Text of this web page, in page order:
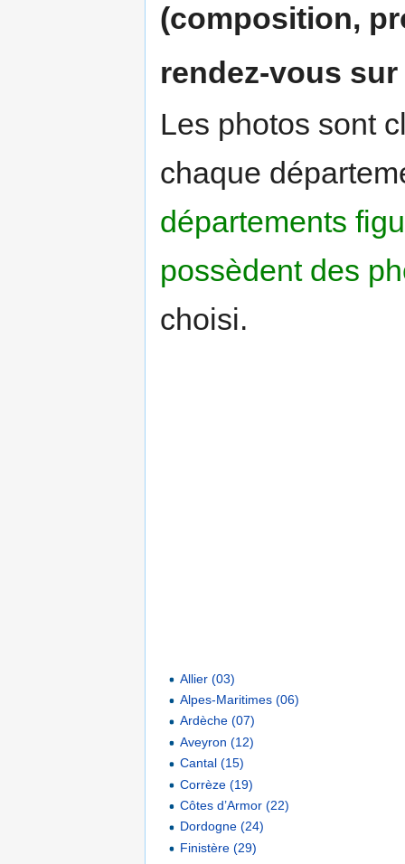
(composition,
rendez-vous
Les photos sont
chaque
départements
possèdent des
choisi.
Allier (03)
Alpes-Maritimes (06)
Ardèche (07)
Aveyron (12)
Cantal (15)
Corrèze (19)
Côtes d’Armor (22)
Dordogne (24)
Finistère (29)